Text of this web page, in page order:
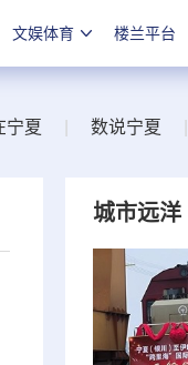
文娱体育 楼兰平台
宁夏 数说宁夏
城市远洋